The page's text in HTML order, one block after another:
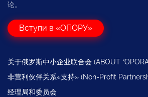
论。
Вступи в «ОПОРУ»
关于俄罗斯中小企业联合会 (ABOUT
非营利伙伴关系«支持» (Non-Profit
经理局和委员会